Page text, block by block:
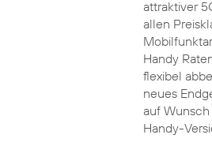
attraktiver
allen
Handy
flexibel
neues
auf
Handy-